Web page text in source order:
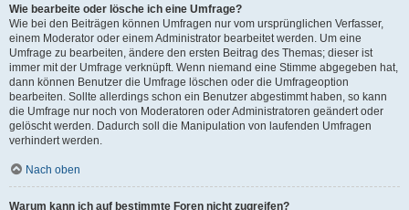
Wie bearbeite oder lösche ich eine Umfrage?
Wie bei den Beiträgen können Umfragen nur vom ursprünglichen Verfasser,
einem Moderator oder einem Administrator bearbeitet werden. Um eine
Umfrage zu bearbeiten, ändere den ersten Beitrag des Themas; dieser ist
immer mit der Umfrage verknüpft. Wenn niemand eine Stimme abgegeben hat,
dann können Benutzer die Umfrage löschen oder die Umfrageoption
bearbeiten. Sollte allerdings schon ein Benutzer abgestimmt haben, so kann
die Umfrage nur noch von Moderatoren oder Administratoren geändert oder
gelöscht werden. Dadurch soll die Manipulation von laufenden Umfragen
verhindert werden.
Nach oben
Warum kann ich auf bestimmte Foren nicht zugreifen?